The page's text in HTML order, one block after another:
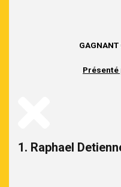
GAGNANT
Présenté
1. Raphael